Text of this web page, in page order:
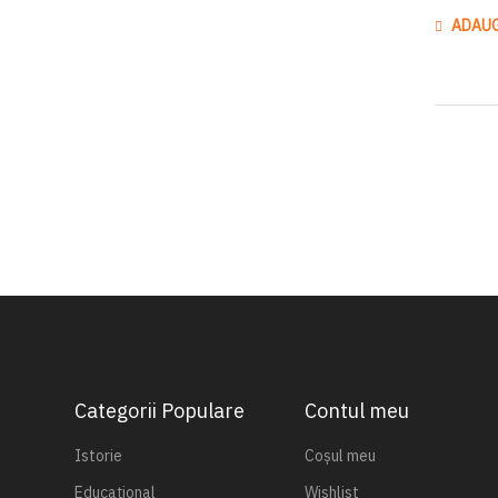
Categorii Populare
Istorie
Educațional
Contul meu
Coșul meu
Wishlist